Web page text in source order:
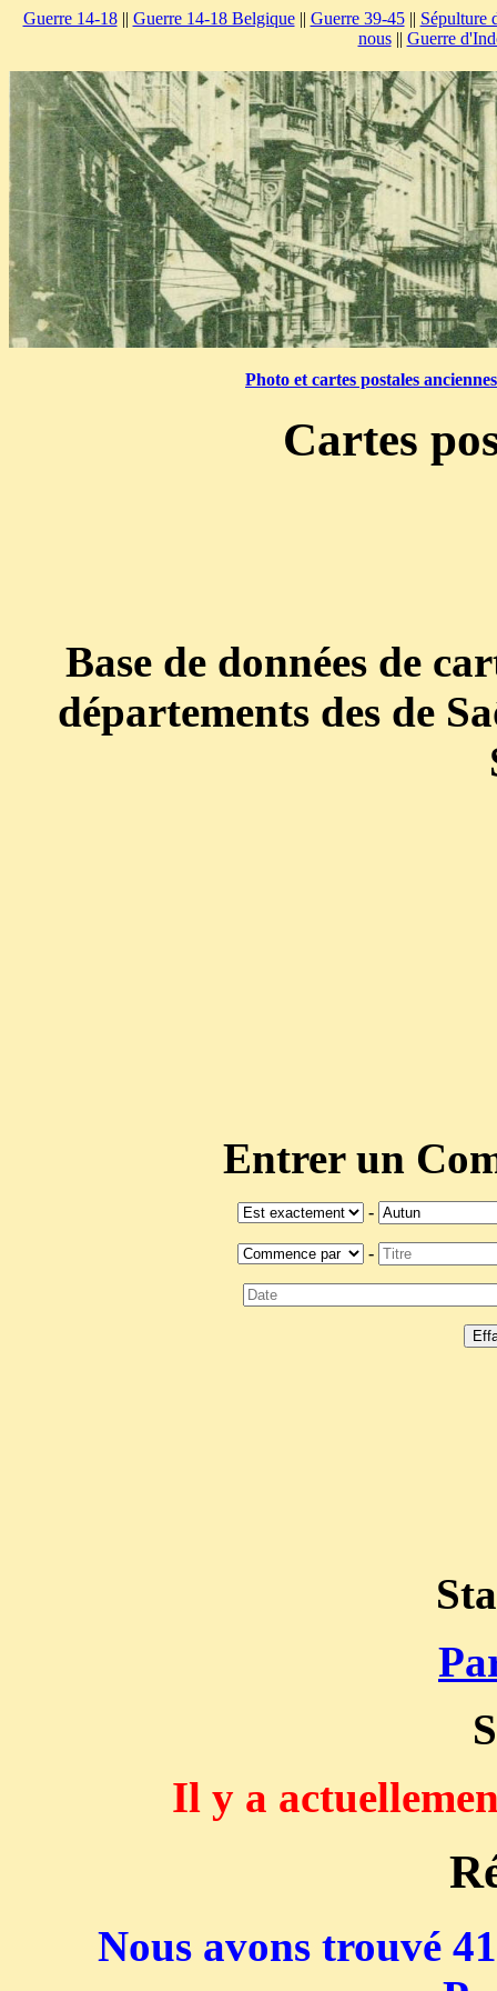
Guerre 14-18|| Guerre 14-18 Belgique|| Guerre 39-45|| Sépulture
nous|| Guerre
Photo et cartes postales
Cartes
Base de données de
départements des de
Entrer un
-
-
Il y a
Nous avons trouvé